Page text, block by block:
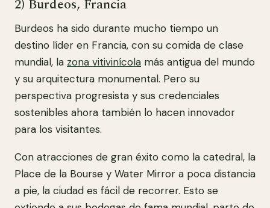
2) Burdeos, Francia
Burdeos ha sido durante mucho tiempo un
destino líder en Francia, con su comida de clase
mundial, la zona vitivinícola más antigua del mundo
y su arquitectura monumental. Pero su
perspectiva progresista y sus credenciales
sostenibles ahora también lo hacen innovador
para los visitantes.
Con atracciones de gran éxito como la catedral, la
Place de la Bourse y Water Mirror a poca distancia
a pie, la ciudad es fácil de recorrer. Esto se